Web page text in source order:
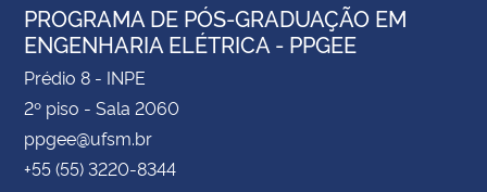
PROGRAMA DE PÓS-GRADUAÇÃO EM
ENGENHARIA ELÉTRICA - PPGEE
Prédio 8 - INPE
2º piso - Sala 2060
ppgee@ufsm.br
+55 (55) 3220-8344